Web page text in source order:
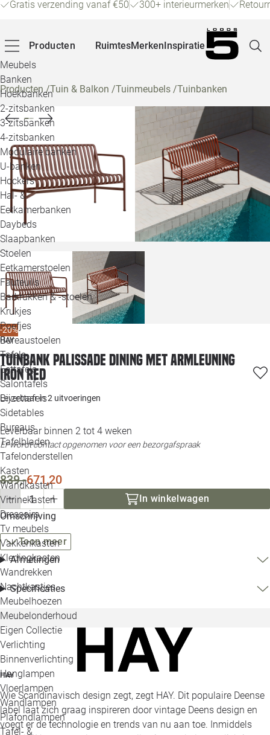
Gratis verzending vanaf €50 300+ interieurmerken
Producten
Meubels
Banken
Hoekbanken
2-zitsbanken
3-zitsbanken
4-zitsbanken
Modulaire banken
U-banken
Hockers
Hal- &
Eetkamerbanken
Daybeds
Slaapbanken
Stoelen
Eetkamerstoelen
Fauteuils
Barkrukken & -stoelen
Krukjes
Poefjes
Bureaustoelen
Tafels
Eettafels
Salontafels
Bijzettafels
Sidetables
Bureaus
Tafelbladen
Tafelonderstellen
Kasten
Wandkasten
Vitrinekasten
Dressoirs
Tv meubels
Vakkenkasten
Kledingkasten
Wandrekken
Nachtkastjes
Meubelhoezen
Meubelonderhoud
Eigen Collectie
Verlichting
Binnenverlichting
Hanglampen
Vloerlampen
Wandlampen
Plafondlampen
Tafel- &
RuimtesMerkenInspiratie
Producten/Tuin & Balkon /Tuinmeubels /Tuinbanken
-20%
HAY
Tuinbank Palissade Dining met armleuning
iron red
Leverbaar in2 uitvoeringen
Leverbaar binnen 2 tot 4 weken
Er wordt contact opgenomen voor een bezorgafspraak
839,-671,20
In winkelwagen
Omschrijving
Toon meer
Afmetingen
Specificaties
HAY
Wie Scandinavisch design zegt, zegt HAY. Dit populaire Deense
label laat zich graag inspireren door vintage Deens design en
voegt er de technologie en trends van nu aan toe. Inmiddels